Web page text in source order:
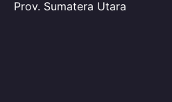
Prov. Sumatera Utara